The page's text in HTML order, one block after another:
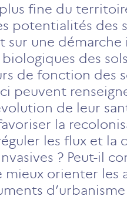
fine du
potentialités des
sur une
des
de fonction des
peuvent
de leur
la
les flux et la
? Peut-il
orienter les